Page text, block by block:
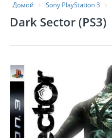
Домой Sony PlayStation 3
Dark Sector (PS3)